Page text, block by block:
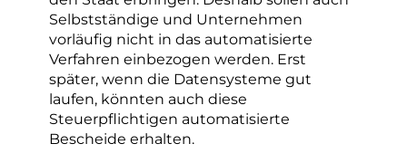
Selbstständige und Unternehmen
vorläufig nicht in das automatisierte
Verfahren einbezogen werden. Erst
später, wenn die Datensysteme gut
laufen, könnten auch diese
Steuerpflichtigen automatisierte
Bescheide erhalten.